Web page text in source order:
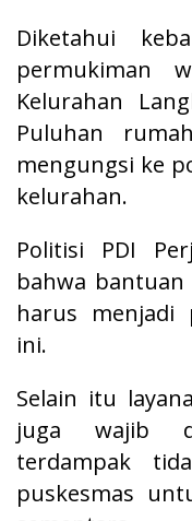
Diketahui
permukiman
Kelurahan
Puluhan
mengungsi ke
kelurahan.
Politisi PDI
bahwa
harus menjadi
ini.
Selain itu
juga wajib
terdampak
puskesmas